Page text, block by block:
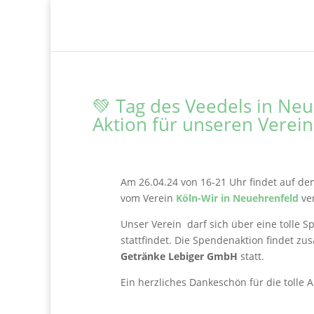
💚 Tag des Veedels in
Aktion für unseren
Am 26.04.24 von 16-21 Uhr findet auf
vom Verein Köln-Wir in Neuehrenfeld
Unser Verein darf sich über eine tolle
stattfindet. Die Spendenaktion findet
Getränke Lebiger GmbH statt.
Ein herzliches Dankeschön für die tolle